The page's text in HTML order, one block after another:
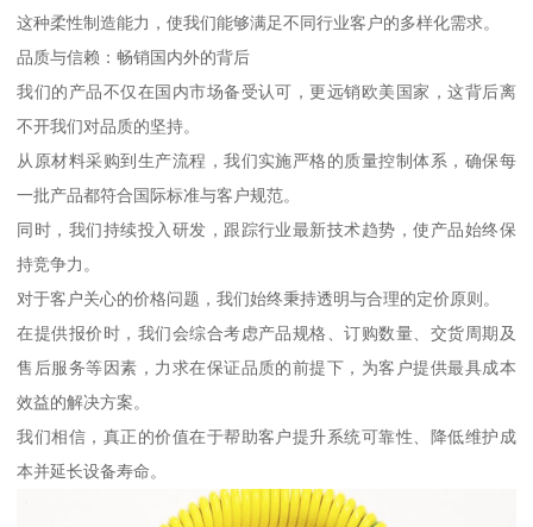
这种柔性制造能力，使我们能够满足不同行业客户的多样化需求。
品质与信赖：畅销国内外的背后
我们的产品不仅在国内市场备受认可，更远销欧美国家，这背后离
不开我们对品质的坚持。
从原材料采购到生产流程，我们实施严格的质量控制体系，确保每
一批产品都符合国际标准与客户规范。
同时，我们持续投入研发，跟踪行业最新技术趋势，使产品始终保
持竞争力。
对于客户关心的价格问题，我们始终秉持透明与合理的定价原则。
在提供报价时，我们会综合考虑产品规格、订购数量、交货周期及
售后服务等因素，力求在保证品质的前提下，为客户提供最具成本
效益的解决方案。
我们相信，真正的价值在于帮助客户提升系统可靠性、降低维护成
本并延长设备寿命。